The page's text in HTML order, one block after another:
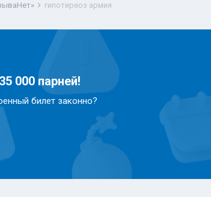
гипотиреоз армия
000 парней!
билет законно?